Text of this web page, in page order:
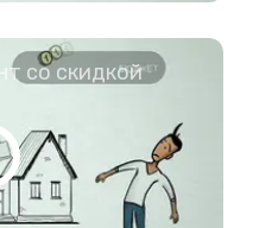
со скидкой